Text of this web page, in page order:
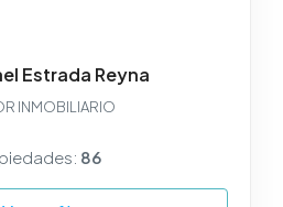
Estrada Reyna
INMOBILIARIO
86